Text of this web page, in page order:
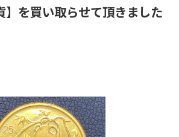
】を買い取らせて頂きました